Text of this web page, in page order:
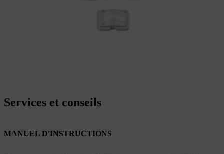
Services et conseils
MANUEL D'INSTRUCTIONS